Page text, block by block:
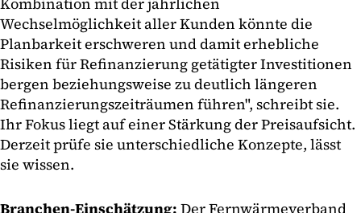
Wechselmöglichkeit aller Kunden könnte die
Planbarkeit erschweren und damit erhebliche
Risiken für Refinanzierung getätigter Investitionen
bergen beziehungsweise zu deutlich längeren
Refinanzierungszeiträumen führen", schreibt sie.
Ihr Fokus liegt auf einer Stärkung der Preisaufsicht.
Derzeit prüfe sie unterschiedliche Konzepte, lässt
sie wissen.
Branchen-Einschätzung: Der Fernwärmeverband